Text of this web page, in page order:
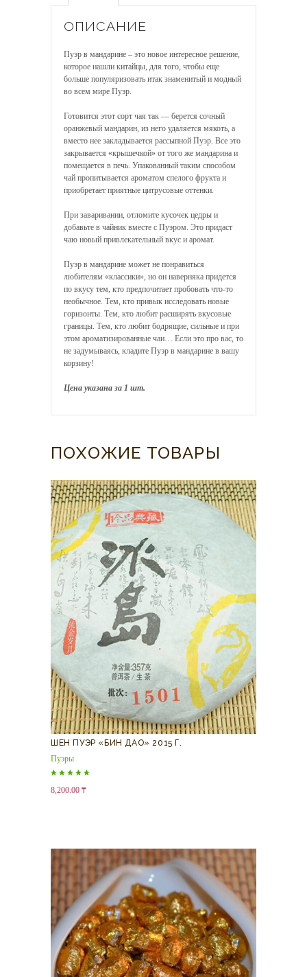
ОПИСАНИЕ
Пуэр в мандарине – это новое интересное решение,
которое нашли китайцы, для того, чтобы еще
больше популяризовать итак знаменитый и модный
во всем мире Пуэр.
Готовится этот сорт чая так — берется сочный
оранжевый мандарин, из него удаляется мякоть, а
вместо нее закладывается рассыпной Пуэр. Все это
закрывается «крышечкой» от того же мандарина и
помещается в печь. Упакованный таким способом
чай пропитывается ароматом спелого фрукта и
приобретает приятные цитрусовые оттенки.
При заваривании, отломите кусочек цедры и
добавьте в чайник вместе с Пуэром. Это придаст
чаю новый привлекательный вкус и аромат.
Пуэр в мандарине может не понравиться
любителям «классики», но он наверняка придется
по вкусу тем, кто предпочитает пробовать что-то
необычное. Тем, кто привык исследовать новые
горизонты. Тем, кто любит расширять вкусовые
границы. Тем, кто любит бодрящие, сильные и при
этом ароматизированные чаи… Если это про вас, то
не задумываясь, кладите Пуэр в мандарине в вашу
корзину!
Цена указана за 1 шт.
ПОХОЖИЕ ТОВАРЫ
ШЕН ПУЭР «БИН ДАО» 2015 Г.
Пуэры
5.00
8,200.00 ₸